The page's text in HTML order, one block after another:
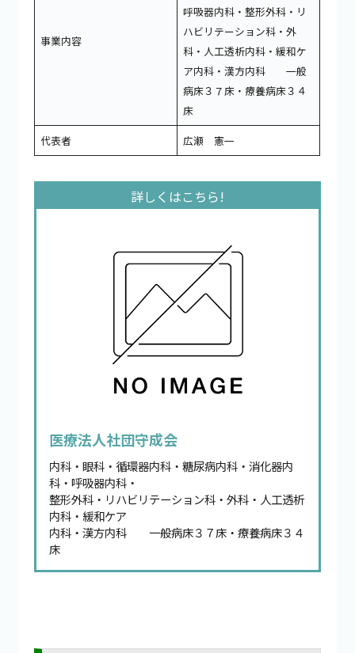
事業内容
呼吸器内科・整形外科・リ
ハビリテーション科・外
科・人工透析内科・緩和ケ
ア内科・漢方内科 一般
病床３７床・療養病床３４
床
代表者
広瀬 憲一
医療法人社団守成会
内科・眼科・循環器内科・糖尿病内科・消化器内
科・呼吸器内科・
整形外科・リハビリテーション科・外科・人工透析
内科・緩和ケア
内科・漢方内科 一般病床３７床・療養病床３４
床